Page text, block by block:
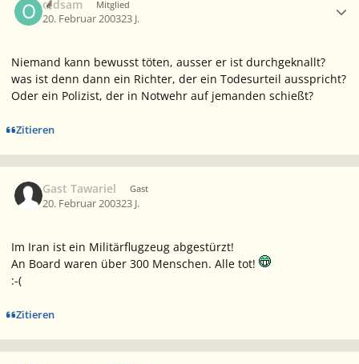
oldsam Mitglied
20. Februar 200323 J.
Niemand kann bewusst töten, ausser er ist durchgeknallt?
was ist denn dann ein Richter, der ein Todesurteil ausspricht?
Oder ein Polizist, der in Notwehr auf jemanden schießt?
Zitieren
Gast Tawariel Gast
20. Februar 200323 J.
Im Iran ist ein Militärflugzeug abgestürzt!
An Board waren über 300 Menschen. Alle tot!
:-(
Zitieren